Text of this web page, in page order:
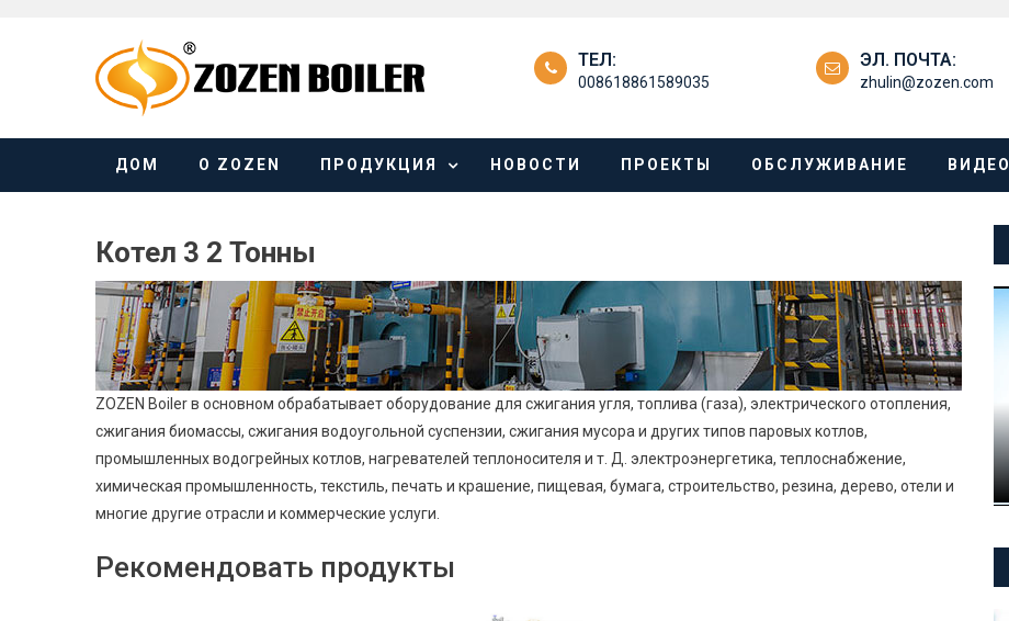
ТЕЛ:
008618861589035
ЭЛ. ПОЧТА:
zhulin@zozen.com
ДОМ О ZOZEN ПРОДУКЦИЯ НОВОСТИ ПРОЕКТЫ ОБСЛУЖИВАНИЕ ВИДЕО
Котел 3 2 Тонны
ZOZEN Boiler в основном обрабатывает оборудование для сжигания угля, топлива (газа), электрического отопления,
сжигания биомассы, сжигания водоугольной суспензии, сжигания мусора и других типов паровых котлов,
промышленных водогрейных котлов, нагревателей теплоносителя и т. Д. электроэнергетика, теплоснабжение,
химическая промышленность, текстиль, печать и крашение, пищевая, бумага, строительство, резина, дерево, отели и
многие другие отрасли и коммерческие услуги.
Рекомендовать продукты